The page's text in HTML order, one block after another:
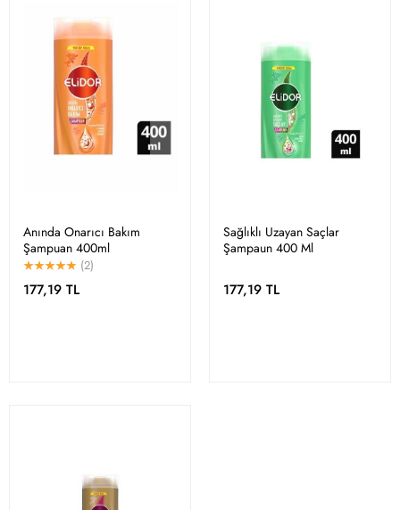
Anında Onarıcı Bakım
Şampuan 400ml
(2)
177,19 TL
Sağlıklı Uzayan Saçlar
Şampaun 400 Ml
177,19 TL